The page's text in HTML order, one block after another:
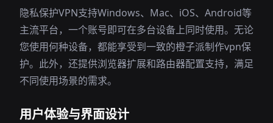
隐私保护VPN支持Windows、Mac、iOS、Android等
主流平台，一个账号即可在多台设备上同时使用。无论
您使用何种设备，都能享受到一致的橙子派制作vpn保
护。此外，还提供浏览器扩展和路由器配置支持，满足
不同使用场景的需求。
用户体验与界面设计